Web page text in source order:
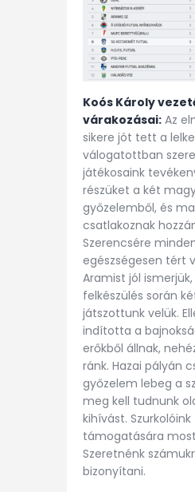
Koós Károly
várakozásai: Az
sikere jót tett a
válogatottban
játékosaink
részüket a két
győzelemből, és
csatlakoznak
Szerencsére
egészségesen tért
Aramist jól
felkészülés során
játszottunk velük.
indította a
erőkből állnak,
ránk. Hazai pályán
győzelem lebeg a
meg kell tudnunk
kihívást. Szurkolóink
támogatására
Szeretnénk
bizonyítani.